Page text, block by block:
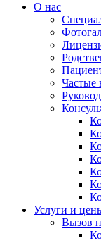
О нас
Частые
Услуги и
Вызов